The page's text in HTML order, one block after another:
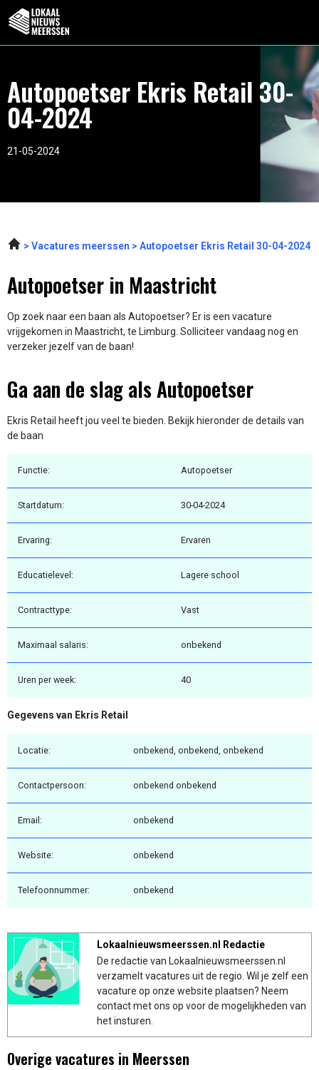
Autopoetser Ekris Retail 30-
04-2024
21-05-2024
Vacatures meerssen Autopoetser Ekris Retail 30-04-2024
Autopoetser in Maastricht
Op zoek naar een baan als Autopoetser? Er is een vacature
vrijgekomen in Maastricht, te Limburg. Solliciteer vandaag nog en
verzeker jezelf van de baan!
Ga aan de slag als Autopoetser
Ekris Retail heeft jou veel te bieden. Bekijk hieronder de details van
de baan
Functie: Autopoetser
Startdatum: 30-04-2024
Ervaring: Ervaren
Educatielevel: Lagere school
Contracttype: Vast
Maximaal salaris: onbekend
Uren per week: 40
Gegevens van Ekris Retail
Locatie: onbekend, onbekend, onbekend
Contactpersoon: onbekend onbekend
Email: onbekend
Website: onbekend
Telefoonnummer: onbekend
Lokaalnieuwsmeerssen.nl Redactie
De redactie van Lokaalnieuwsmeerssen.nl
verzamelt vacatures uit de regio. Wil je zelf een
vacature op onze website plaatsen? Neem
contact met ons op voor de mogelijkheden van
het insturen.
Overige vacatures in Meerssen